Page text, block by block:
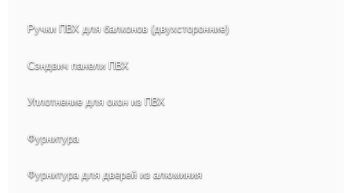
Ручки ПВХ для балконов (двухсторонние)
Сэндвич панели ПВХ
Уплотнение для окон из ПВХ
Фурнитура
Фурнитура для дверей из алюминия